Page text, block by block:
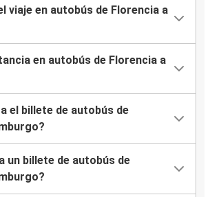
viaje en autobús de Florencia a
en autobús de Florencia a
el billete de autobús de
un billete de autobús de